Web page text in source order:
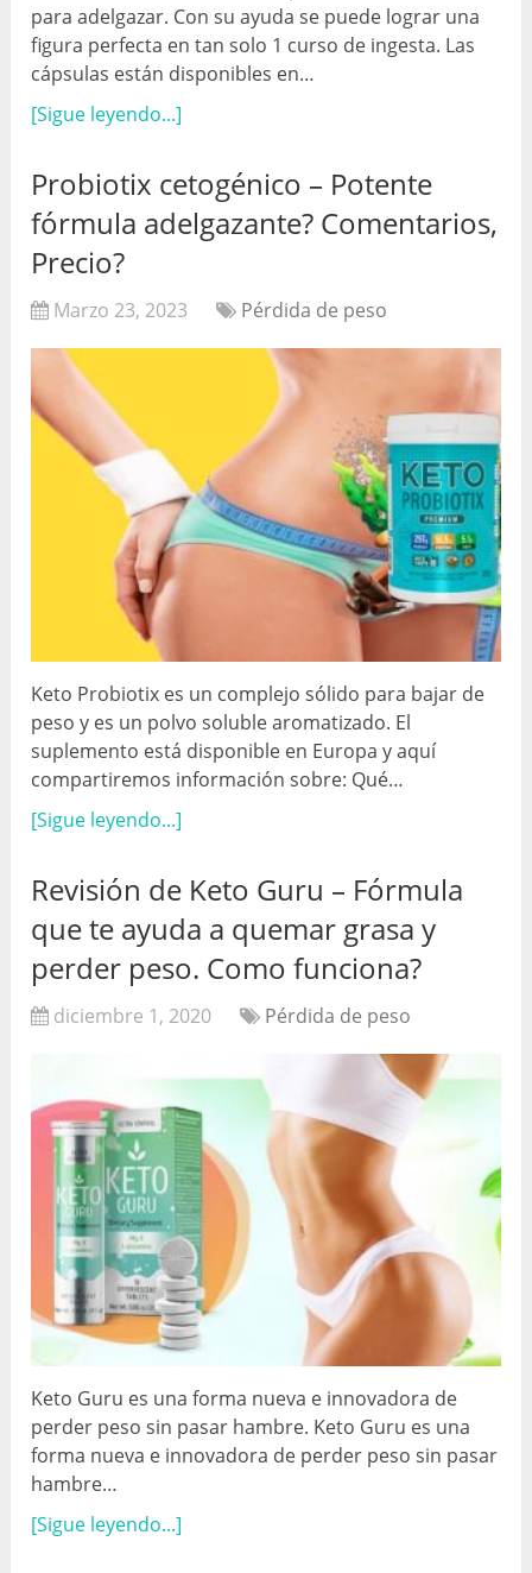
para adelgazar. Con su ayuda se puede lograr una
figura perfecta en tan solo 1 curso de ingesta. Las
cápsulas están disponibles en…
[Sigue leyendo...]
Probiotix cetogénico – Potente
fórmula adelgazante? Comentarios,
Precio?
Marzo 23, 2023 Pérdida de peso
Keto Probiotix es un complejo sólido para bajar de
peso y es un polvo soluble aromatizado. El
suplemento está disponible en Europa y aquí
compartiremos información sobre: Qué…
[Sigue leyendo...]
Revisión de Keto Guru – Fórmula
que te ayuda a quemar grasa y
perder peso. Como funciona?
diciembre 1, 2020 Pérdida de peso
Keto Guru es una forma nueva e innovadora de
perder peso sin pasar hambre. Keto Guru es una
forma nueva e innovadora de perder peso sin pasar
hambre…
[Sigue leyendo...]